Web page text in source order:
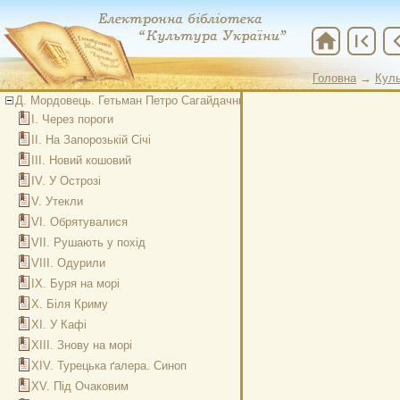
Головна →
home first_page chevron_left
Д. Мордовець. Гетьман Петро Сагайдачний
І. Через пороги
ІІ. На Запорозькій Січі
ІІІ. Новий кошовий
ІV. У Острозі
V. Утекли
VI. Обрятувалися
VII. Рушають у похід
VIII. Одурили
ІХ. Буря на морі
Х. Біля Криму
ХІ. У Кафі
ХІІІ. Знову на морі
ХІV. Турецька ґалера. Синоп
XV. Під Очаковим